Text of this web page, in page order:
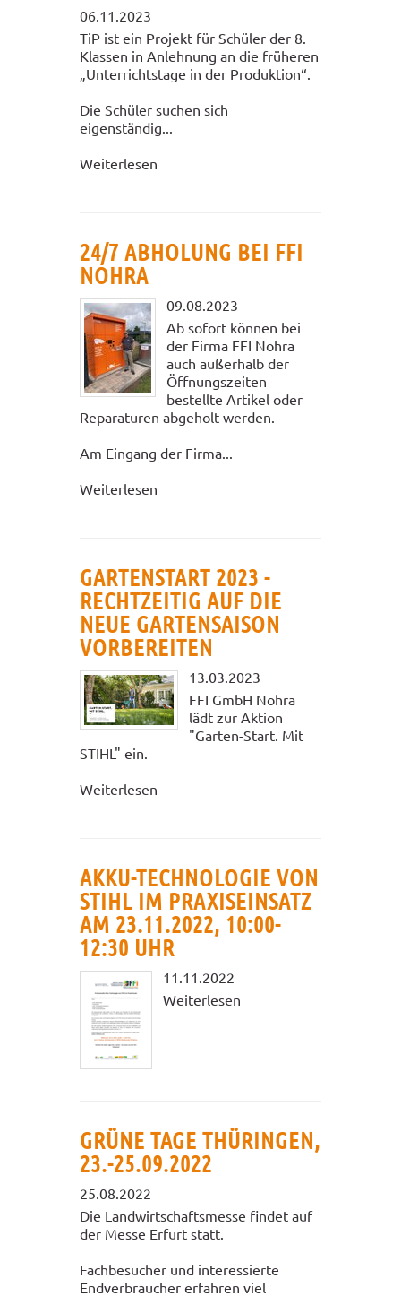
06.11.2023
TiP ist ein Projekt für Schüler der 8.
Klassen in Anlehnung an die früheren
„Unterrichtstage in der Produktion“.
Die Schüler suchen sich
eigenständig...
Weiterlesen
24/7 ABHOLUNG BEI FFI
NOHRA
09.08.2023
Ab sofort können bei
der Firma FFI Nohra
auch außerhalb der
Öffnungszeiten
bestellte Artikel oder
Reparaturen abgeholt werden.
Am Eingang der Firma...
Weiterlesen
GARTENSTART 2023 -
RECHTZEITIG AUF DIE
NEUE GARTENSAISON
VORBEREITEN
13.03.2023
FFI GmbH Nohra
lädt zur Aktion
"Garten-Start. Mit
STIHL" ein.
Weiterlesen
AKKU-TECHNOLOGIE VON
STIHL IM PRAXISEINSATZ
AM 23.11.2022, 10:00-
12:30 UHR
11.11.2022
Weiterlesen
GRÜNE TAGE THÜRINGEN,
23.-25.09.2022
25.08.2022
Die Landwirtschaftsmesse findet auf
der Messe Erfurt statt.
Fachbesucher und interessierte
Endverbraucher erfahren viel